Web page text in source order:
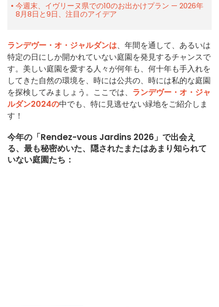
今週末、イヴリーヌ県での10のお出かけプラン — 2026年
8月8日と9日、注目のアイデア
ランデヴー・オ・ジャルダンは、年間を通して、あるいは
特定の日にしか開かれていない庭園を発見するチャンスで
す。美しい庭園を愛する人々が何年も、何十年も手入れを
してきた自然の環境を、時には公共の、時には私的な庭園
を探検してみましょう。ここでは、 ランデヴー・オ・ジャ
ルダン2024の中でも、特に見逃せない緑地をご紹介しま
す！
今年の「Rendez-vous Jardins 2026」で出会え
る、最も秘密めいた、隠されたまたはあまり知られて
いない庭園たち：